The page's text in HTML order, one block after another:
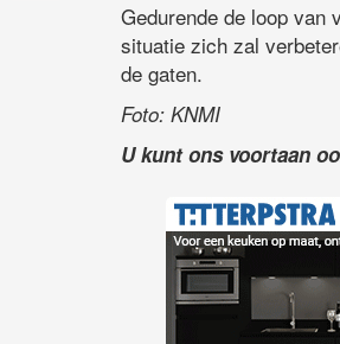
Gedurende de loop van
situatie zich zal
de gaten.
Foto: KNMI
U kunt ons voortaan